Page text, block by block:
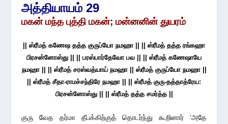
அத்தியாயம் 29
மகன் மந்த புத்தி மகன்; மன்னனின் துயரம்
|| ஸ்ரீமத் கணேஷ தத்த குருப்யோ நமஹா || || ஸ்ரீமத் தத்த ரங்கஹா
பிரசன்னோஸ்து || || பரஸ்பார்தேவோ பவ || || ஸ்ரீமத் கணேஷாயே
நமஹா || || ஸ்ரீமத் சரஸ்வத்யாய் நமஹா || ஸ்ரீமத் குருப்யோ நமஹா ||
|| ஸ்ரீமத் சீதா-ராமச்சந்திரே நமஹா || || ஸ்ரீமத் குரு-தத்தாத்ரேய:
பிரசன்னோஸ்து || || ஸ்ரீமத் தத்த சமர்த்த ||
குரு வேத தர்மா தீபக்கிற்குத் தொடர்ந்து கூறினார் ‘அதே